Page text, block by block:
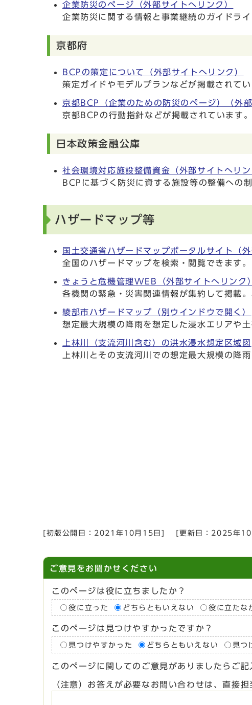
企業防災のページ（外部サイトへリンク）
企業防災に関する情報と事業継続のガイドラ
京都府
BCPの策定について（外部サイトへリンク）
策定ガイドやモデルプランなどが掲載されてい
京都BCP（企業のための防災のページ）（外
京都BCPの行動指針などが掲載されています。
日本政策金融公庫
社会環境対応施設整備資金（外部サイトへリン
BCPに基づく防災に資する施設等の整備への制
ハザードマップ等
国土交通省ハザードマップポータルサイト（外
全国のハザードマップを検索・閲覧できます。
きょうと危機管理WEB（外部サイトへリンク）
各機関の緊急・災害関連情報が集約して掲載
綾部市ハザードマップ
（別ウインドウで開く）
想定最大規模の降雨を想定した浸水エリアや
上林川（支流河川含む）の洪水浸水想定区域図
上林川とその支流河川での想定最大規模の降
[初版公開日： 2021年10月15日 [更新日： 2025年10
ご意見をお聞かせください
このページは役に立ちましたか？
役に立った どちらともいえない 役に立たな
このページは見つけやすかったですか？
見つけやすかった どちらともいえない 見つ
このページに関してのご意見がありましたらご記
（注意）お答えが必要なお問い合わせは、直接